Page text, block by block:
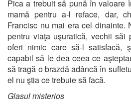
Pica a trebuit să pună în valoare
mamă pentru a-l reface, dar,
Francisc nu mai era cel dinainte.
pentru viaţa uşuratică, vechii săi
oferi nimic care să-l satisfacă,
capabil să le dea ceea ce
să tragă o brazdă adâncă în
el nu ştia ce trebuie să facă.
Glasul misterios